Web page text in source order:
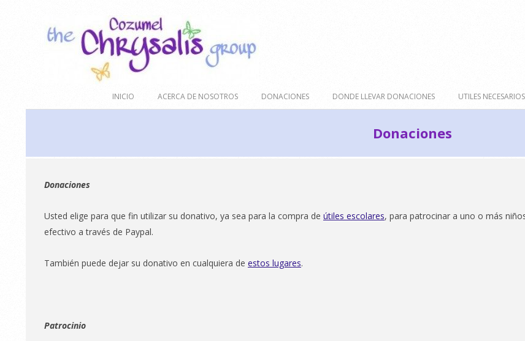
Cozumel
Chrysalis
Navigation
INICIO ACERCA DE NOSOTROS DONACIONES DONDE LLEVAR DONACIONES UTILES NECESARIOS
Donaciones
Donaciones
Usted elige para que fin utilizar su donativo, ya sea para la compra de útiles escolares, para patrocinar a uno o más
efectivo a través de Paypal.
También puede dejar su donativo en cualquiera de estos lugares.
Patrocinio